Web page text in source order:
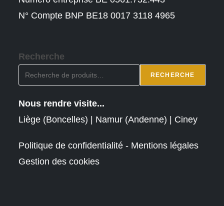
N° Compte BNP BE18 0017 3118 4965
Recherche
RECHERCHE
Nous rendre visite...
Liège (Boncelles) | Namur (Andenne) | Ciney
Politique de confidentialité - Mentions légales
Gestion des cookies